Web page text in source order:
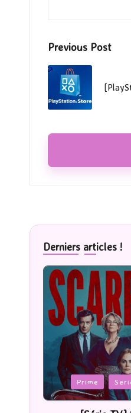
Post
Previous Post
Derniers articles !
Posted
in